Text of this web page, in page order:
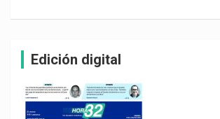
Edición digital